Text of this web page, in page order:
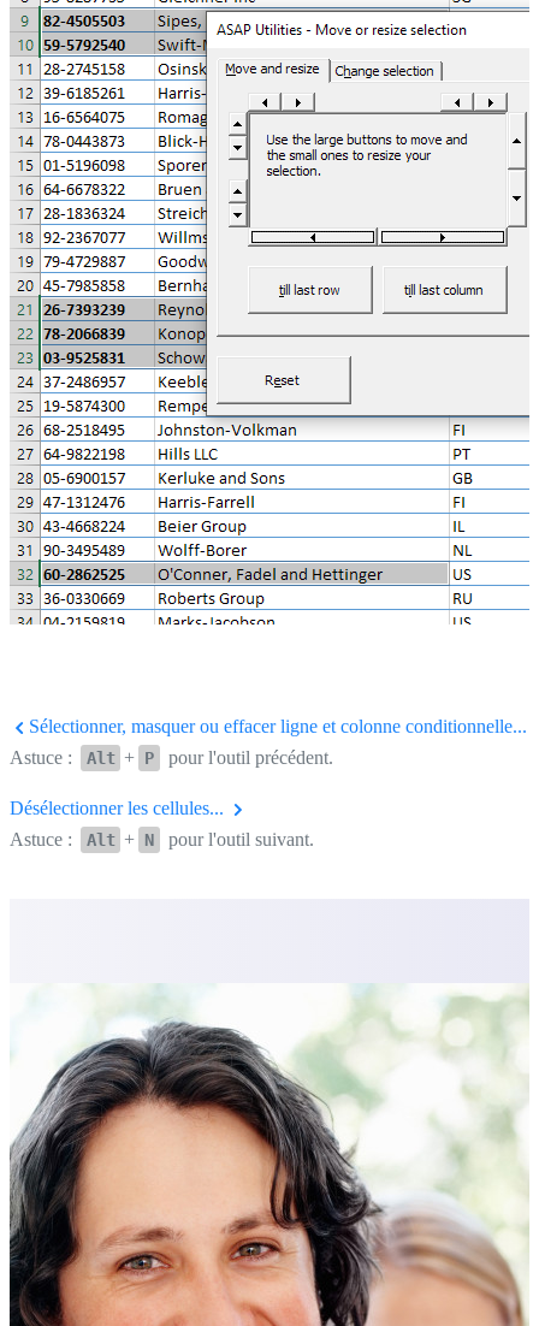
Sélectionner, masquer ou effacer ligne et colonne conditionnelle...
Astuce :
Alt + P pour l'outil précédent.
Désélectionner les cellules...
Astuce :
Alt + N pour l'outil suivant.